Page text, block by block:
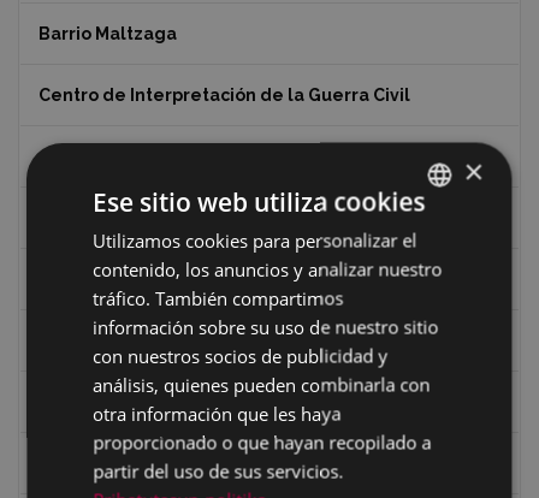
Barrio Maltzaga
Centro de Interpretación de la Guerra Civil
Ciclismo
Ciclismo "A rueda"
Dibujos de Julen Zabaleta
Eibar desde el aire
Eibartarren ahotan
BASQUE
SPANISH
×
Ese sitio web utiliza cookies
Utilizamos cookies para personalizar el
contenido, los anuncios y analizar nuestro
tráfico. También compartimos
información sobre su uso de nuestro sitio
con nuestros socios de publicidad y
análisis, quienes pueden combinarla con
otra información que les haya
proporcionado o que hayan recopilado a
partir del uso de sus servicios.